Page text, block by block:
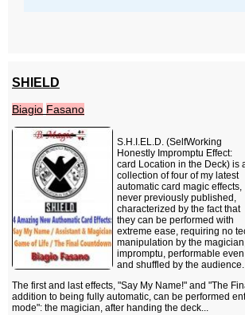
SHIELD
Biagio Fasano
S.H.I.EL.D. (SelfWorking
Honestly Impromptu Effect:
card Location in the Deck) is
collection of four of my latest
automatic card magic effects,
never previously published,
characterized by the fact that
they can be performed with
extreme ease, requiring no
manipulation by the
impromptu, performable
and shuffled by the audience.
The first and last effects, "Say My Name!" and "The
addition to being fully automatic, can be performed
mode": the magician, after handing the deck...